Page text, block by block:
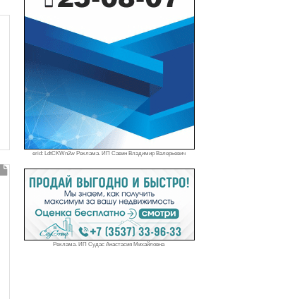
erid: LdtCKWn2w Реклама. ИП Савин Владимир Валерьевич
Реклама. ИП Судас Анастасия Михайловна